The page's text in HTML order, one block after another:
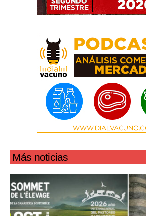
Más noticias